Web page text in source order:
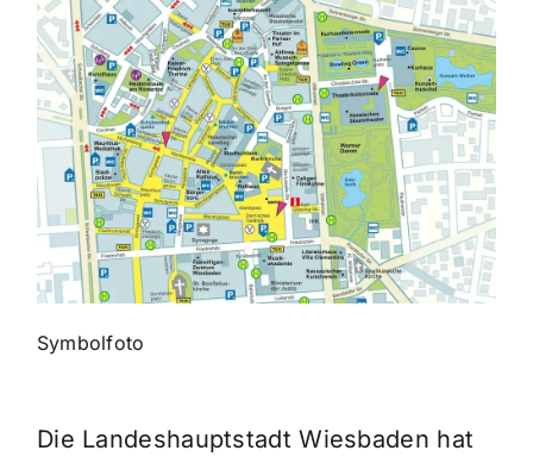
Polizeimeldungen
Themen und Termine
Gewinnspiele
Symbolfoto
Die Landeshauptstadt Wiesbaden hat